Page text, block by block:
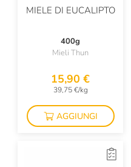
San Benedetto
Sangiolaro
Santu Predu
Scyavuru
MIELE DI EUCALIPTO
400g
Mieli Thun
15,90 €
39,75 €/kg
AGGIUNGI